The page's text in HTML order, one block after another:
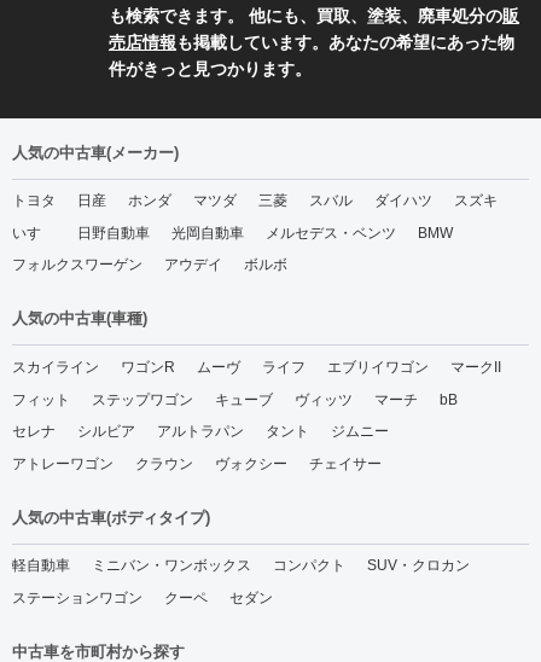
も検索できます。 他にも、買取、塗装、廃車処分の販
売店情報も掲載しています。あなたの希望にあった物
件がきっと見つかります。
人気の中古車(メーカー)
トヨタ 日産 ホンダ マツダ 三菱 スバル ダイハツ
スズキ
いすゞ
日野自動車 光岡自動車 メルセデス・ベンツ
BMW
フォルクスワーゲン
アウデイ ボルボ
人気の中古車(車種)
スカイライン ワゴンR ムーヴ ライフ エブリイワゴン
マークII
フィット
ステップワゴン キューブ ヴィッツ マーチ
bB
セレナ
シルビア アルトラパン タント
ジムニー
アトレーワゴン
クラウン ヴォクシー チェイサー
人気の中古車(ボディタイプ)
軽自動車 ミニバン・ワンボックス コンパクト
SUV・クロカン
ステーションワゴン
クーペ セダン
中古車を市町村から探す